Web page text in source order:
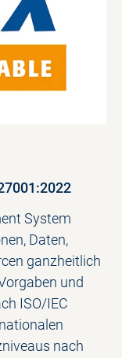
System
Daten,
ganzheitlich
und
ISO/IEC
nach